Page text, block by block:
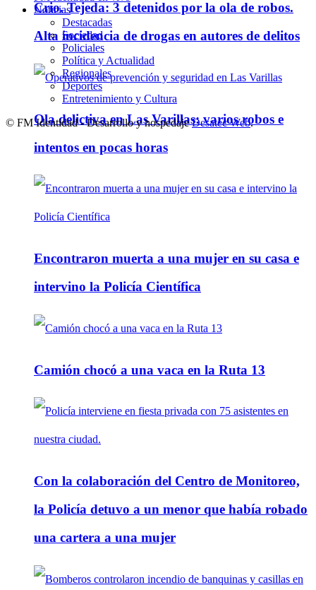
Crio. Tejeda: 3 detenidos por la ola de robos.
Alta incidencia de drogas en autores de delitos
Ola delictiva en Las Varillas: varios robos e
intentos en pocas horas
Encontraron muerta a una mujer en su casa e
intervino la Policía Científica
Camión chocó a una vaca en la Ruta 13
Con la colaboración del Centro de Monitoreo,
la Policía detuvo a un menor que había robado
una cartera a una mujer
Noticias
Destacadas
Sociedad
Policiales
Política y Actualidad
Regionales
Deportes
Entretenimiento y Cultura
© FM Identidad - Desarrollo y hospedajeDesatec Web.